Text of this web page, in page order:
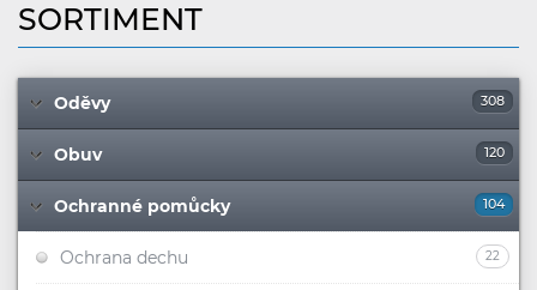
SORTIMENT
Oděvy 308
Obuv 120
Ochranné pomůcky 104
Ochrana dechu 22